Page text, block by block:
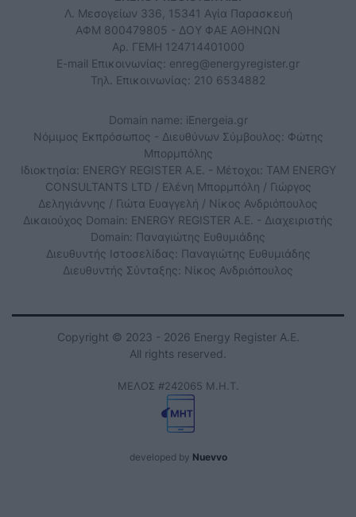
Λ. Μεσογείων 336, 15341 Αγία Παρασκευή
ΑΦΜ 800479805 - ΔΟΥ ΦΑΕ ΑΘΗΝΩΝ
Αρ. ΓΕΜΗ 124714401000
E-mail Επικοινωνίας: enreg@energyregister.gr
Τηλ. Επικοινωνίας: 210 6534882
Domain name: iEnergeia.gr
Νόμιμος Εκπρόσωπος - Διευθύνων Σύμβουλος: Φώτης
Μπορμπόλης
Ιδιοκτησία: ENERGY REGISTER Α.Ε. - Μέτοχοι: TAM ENERGY
CONSULTANTS LTD / Ελένη Μπορμπόλη / Γιώργος
Δεληγιάννης / Γιώτα Ευαγγελή / Νίκος Ανδριόπουλος
Δικαιούχος Domain: ENERGY REGISTER Α.Ε. - Διαχειριστής
Domain: Παναγιώτης Ευθυμιάδης
Διευθυντής Ιστοσελίδας: Παναγιώτης Ευθυμιάδης
Διευθυντής Σύνταξης: Νίκος Ανδριόπουλος
Copyright © 2023 - 2026 Energy Register Α.Ε.
All rights reserved.
ΜΕΛΟΣ #242065 Μ.Η.Τ.
developed by Nuevvo